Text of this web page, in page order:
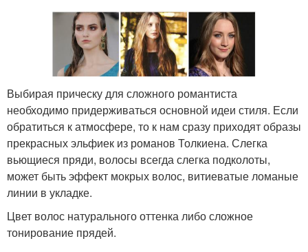
Выбирая прическу для сложного романтиста
необходимо придерживаться основной идеи стиля. Если
обратиться к атмосфере, то к нам сразу приходят образы
прекрасных эльфиек из романов Толкиена. Слегка
вьющиеся пряди, волосы всегда слегка подколоты,
может быть эффект мокрых волос, витиеватые ломаные
линии в укладке.
Цвет волос натурального оттенка либо сложное
тонирование прядей.